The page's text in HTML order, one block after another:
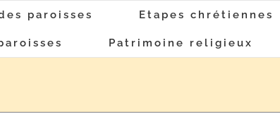
paroisses Etapes chrétiennes
Patrimoine religieux